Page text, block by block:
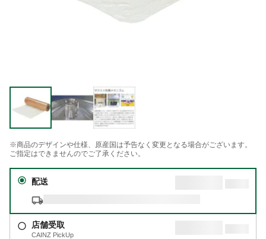
※商品のデザインや仕様、原産国は予告なく変更となる場合がございます。
ご指定はできませんのでご了承ください。
配送
店舗受取
CAINZ PickUp